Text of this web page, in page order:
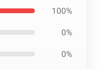
100%
0%
0%